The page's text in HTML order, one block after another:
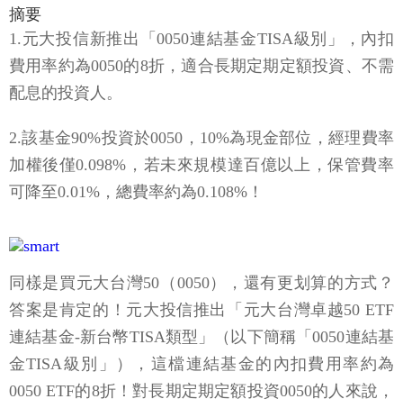
摘要
1.元大投信新推出「0050連結基金TISA級別」，內扣
費用率約為0050的8折，適合長期定期定額投資、不需
配息的投資人。
2.該基金90%投資於0050，10%為現金部位，經理費率
加權後僅0.098%，若未來規模達百億以上，保管費率
可降至0.01%，總費率約為0.108%！
同樣是買元大台灣50（0050），還有更划算的方式？
答案是肯定的！元大投信推出「元大台灣卓越50 ETF
連結基金-新台幣TISA類型」（以下簡稱「0050連結基
金TISA級別」），這檔連結基金的內扣費用率約為
0050 ETF的8折！對長期定期定額投資0050的人來說，